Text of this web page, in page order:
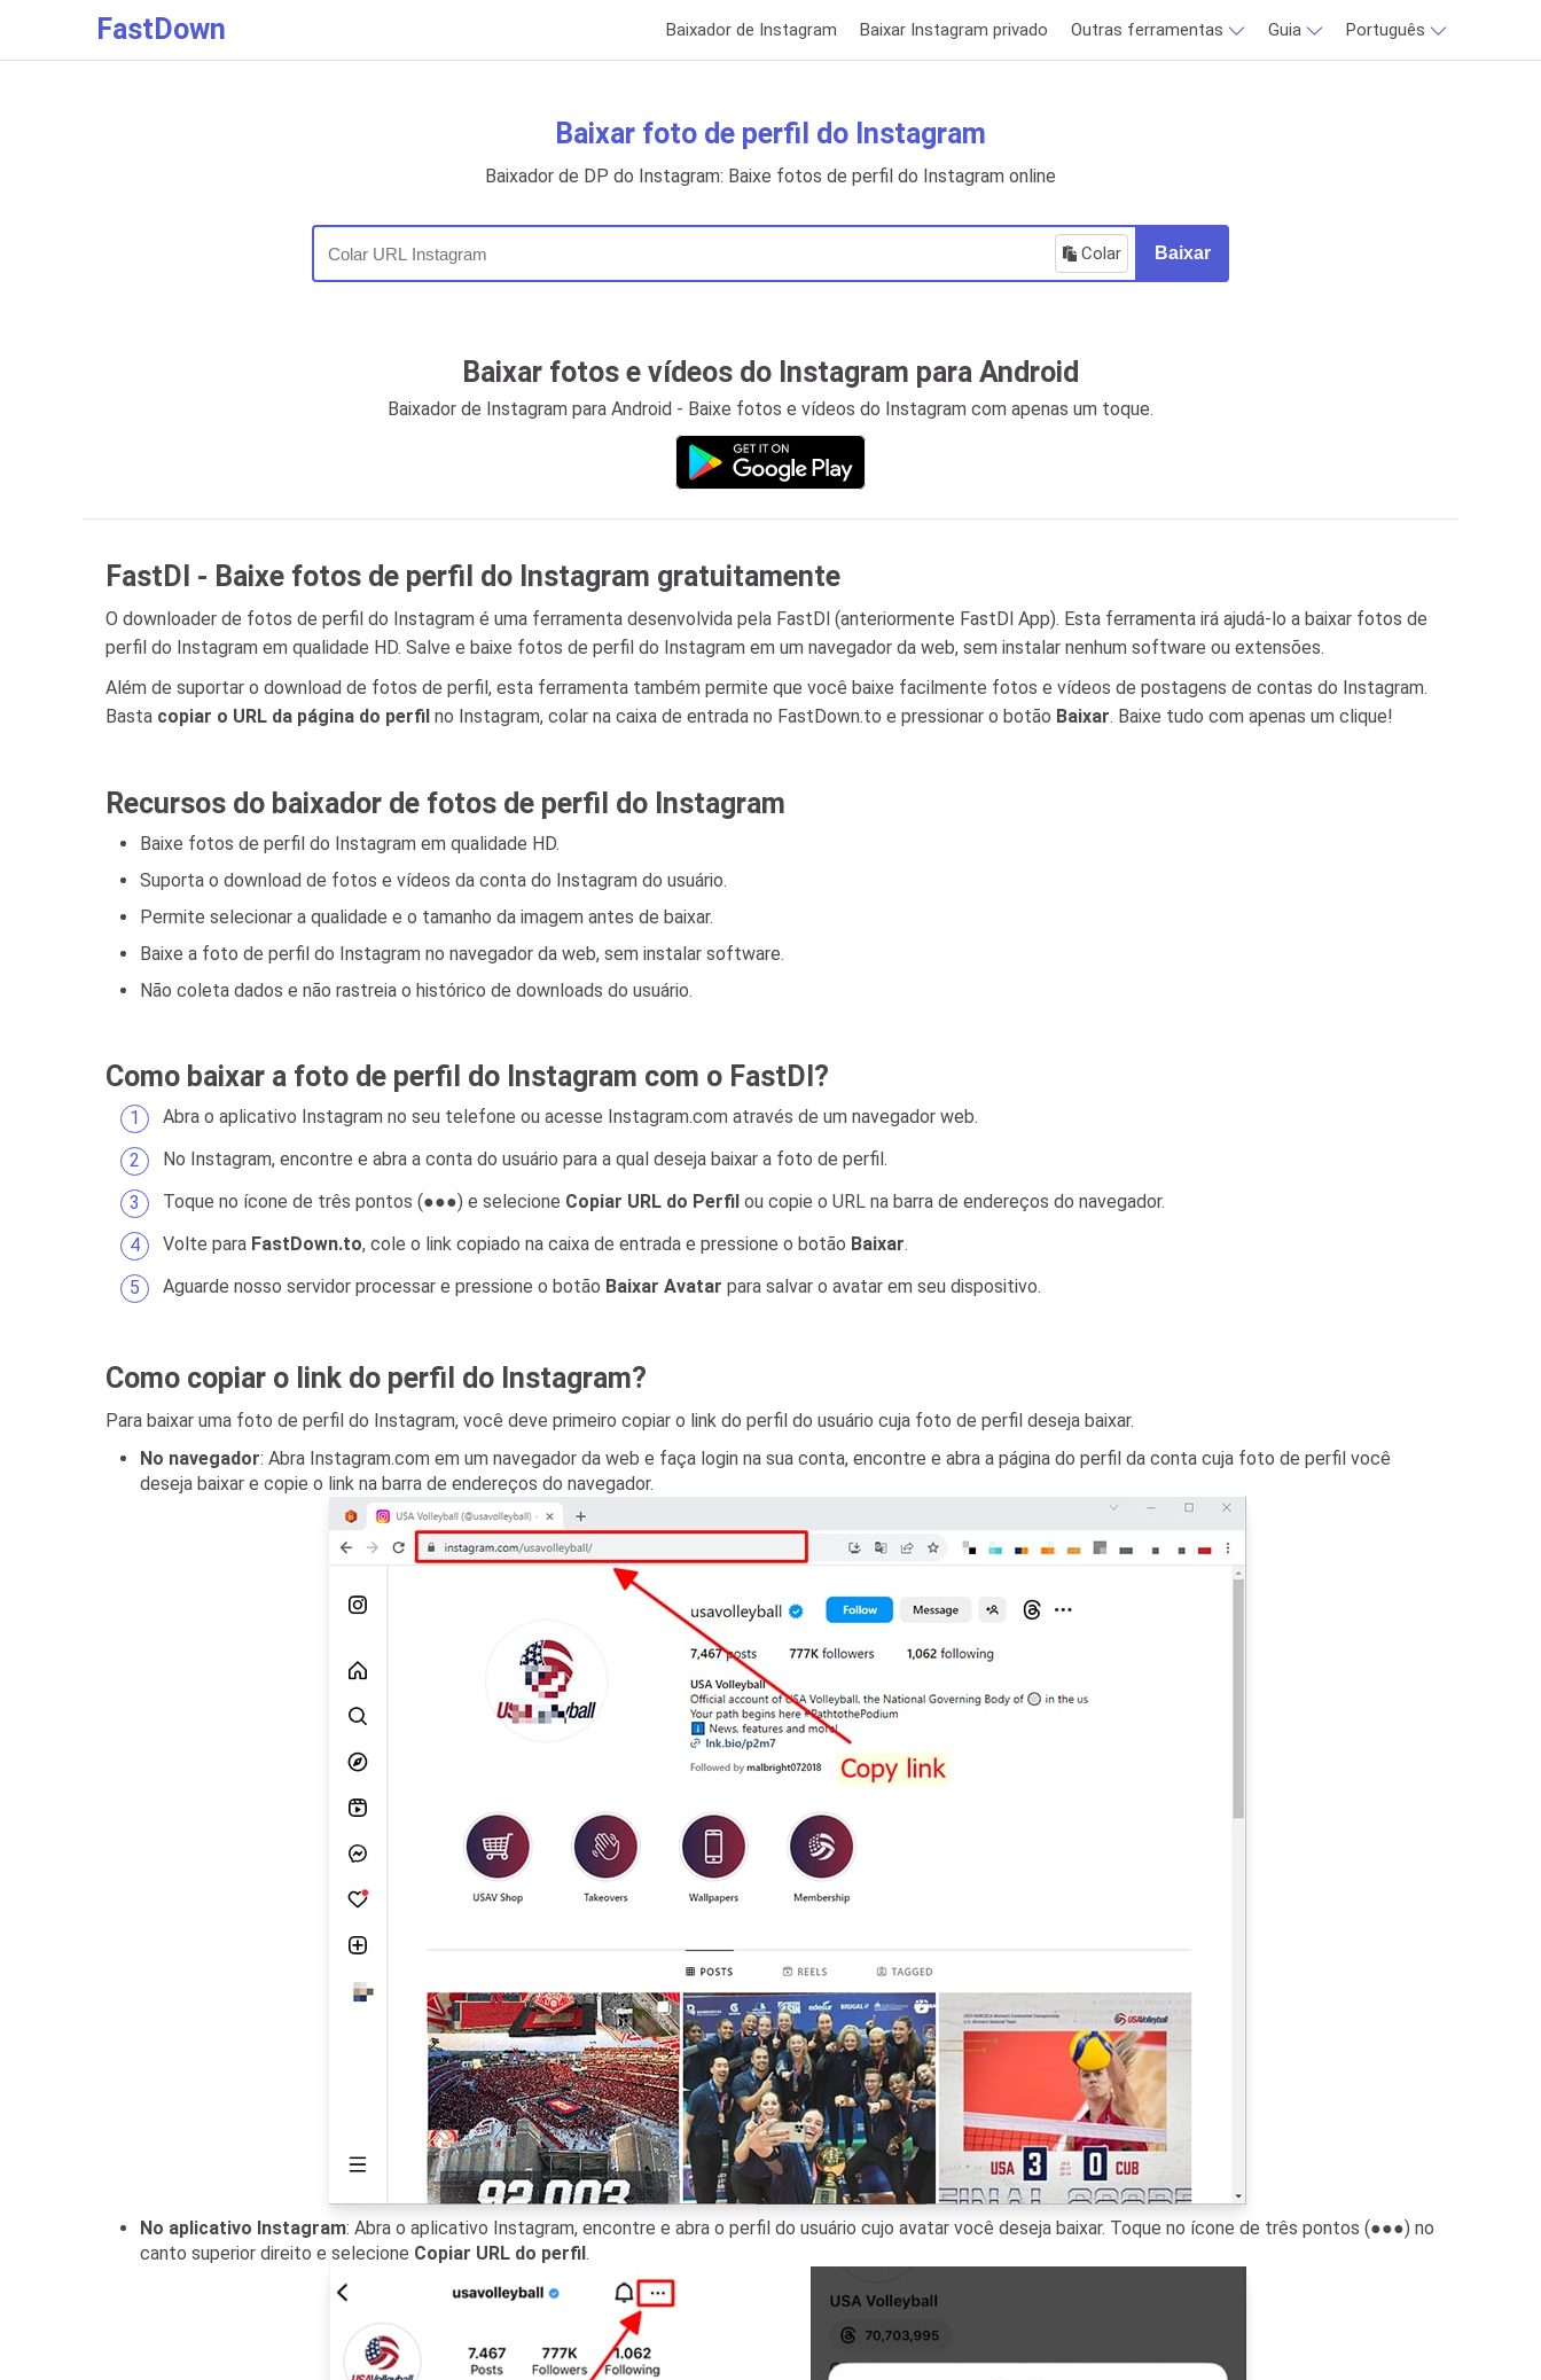
FastDown Baixador de Instagram Baixar Instagram privado Outras ferramentas Guia Português
Baixar foto de perfil do Instagram
Baixador de DP do Instagram: Baixe fotos de perfil do Instagram online
Colar Baixar
Baixar fotos e vídeos do Instagram para Android
Baixador de Instagram para Android - Baixe fotos e vídeos do Instagram com apenas um toque.
FastDl - Baixe fotos de perfil do Instagram gratuitamente
O downloader de fotos de perfil do Instagram é uma ferramenta desenvolvida pela FastDl (anteriormente FastDl App). Esta ferramenta irá ajudá-lo a baixar fotos de
perfil do Instagram em qualidade HD. Salve e baixe fotos de perfil do Instagram em um navegador da web, sem instalar nenhum software ou extensões.
Além de suportar o download de fotos de perfil, esta ferramenta também permite que você baixe facilmente fotos e vídeos de postagens de contas do Instagram.
Basta copiar o URL da página do perfil no Instagram, colar na caixa de entrada no FastDown.to e pressionar o botão Baixar. Baixe tudo com apenas um clique!
Recursos do baixador de fotos de perfil do Instagram
Baixe fotos de perfil do Instagram em qualidade HD.
Suporta o download de fotos e vídeos da conta do Instagram do usuário.
Permite selecionar a qualidade e o tamanho da imagem antes de baixar.
Baixe a foto de perfil do Instagram no navegador da web, sem instalar software.
Não coleta dados e não rastreia o histórico de downloads do usuário.
Como baixar a foto de perfil do Instagram com o FastDl?
Abra o aplicativo Instagram no seu telefone ou acesse Instagram.com através de um navegador web.
No Instagram, encontre e abra a conta do usuário para a qual deseja baixar a foto de perfil.
Toque no ícone de três pontos (●●●) e selecione Copiar URL do Perfil ou copie o URL na barra de endereços do navegador.
Volte para FastDown.to, cole o link copiado na caixa de entrada e pressione o botão Baixar.
Aguarde nosso servidor processar e pressione o botão Baixar Avatar para salvar o avatar em seu dispositivo.
Como copiar o link do perfil do Instagram?
Para baixar uma foto de perfil do Instagram, você deve primeiro copiar o link do perfil do usuário cuja foto de perfil deseja baixar.
No navegador: Abra Instagram.com em um navegador da web e faça login na sua conta, encontre e abra a página do perfil da conta cuja foto de perfil você
deseja baixar e copie o link na barra de endereços do navegador.
No aplicativo Instagram: Abra o aplicativo Instagram, encontre e abra o perfil do usuário cujo avatar você deseja baixar. Toque no ícone de três pontos (●●●) no
canto superior direito e selecione Copiar URL do perfil.